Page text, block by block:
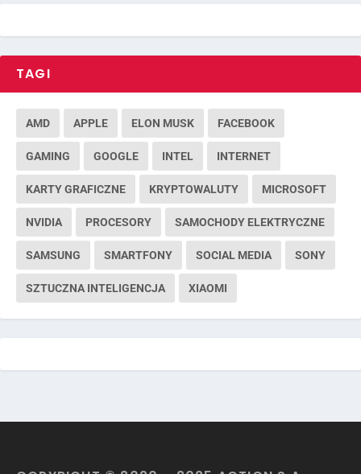
TAGI
AMD APPLE ELON MUSK FACEBOOK
GAMING GOOGLE INTEL INTERNET
KARTY GRAFICZNE KRYPTOWALUTY MICROSOFT
NVIDIA PROCESORY SAMOCHODY ELEKTRYCZNE
SAMSUNG SMARTFONY SOCIAL MEDIA SONY
SZTUCZNA INTELIGENCJA XIAOMI